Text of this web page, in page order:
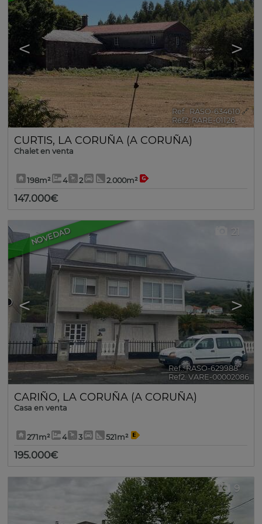
< >
Ref.. RASO-634610 🔗
Ref2. RARE-01126
CURTIS, LA CORUÑA (A CORUÑA)
Chalet en venta
198m² 4 2 2.000m²
147.000€
NOVEDAD
< >
21
Ref.. RASO-629988 🔗
Ref2. VARE-00002086
CARIÑO, LA CORUÑA (A CORUÑA)
Casa en venta
271m² 4 3 521m²
195.000€
9